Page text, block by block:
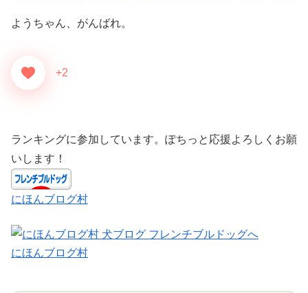
ようちゃん、がんばれ。
+2
ランキングに参加しています。ぽちっと応援よろしくお願
いします！
にほんブログ村
にほんブログ村